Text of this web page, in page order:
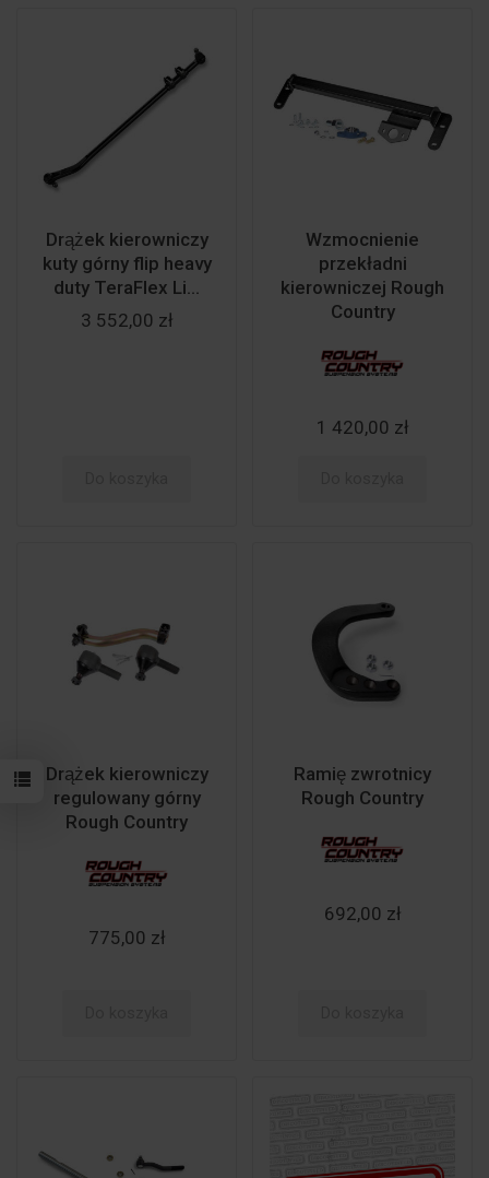
Drążek kierowniczy
kuty górny flip heavy
duty TeraFlex Li...
3 552,00 zł
Wzmocnienie
przekładni
kierowniczej Rough
Country
1 420,00 zł
Drążek kierowniczy
regulowany górny
Rough Country
775,00 zł
Ramię zwrotnicy
Rough Country
692,00 zł